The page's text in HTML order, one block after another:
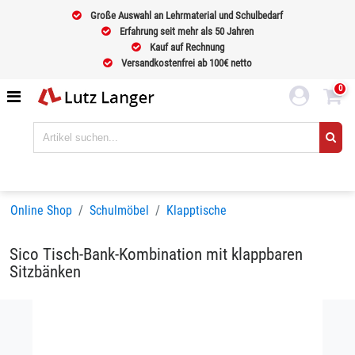
Große Auswahl an Lehrmaterial und Schulbedarf
Erfahrung seit mehr als 50 Jahren
Kauf auf Rechnung
Versandkostenfrei ab 100€ netto
0
Online Shop Schulmöbel Klapptische
Sico Tisch-Bank-Kombination mit klappbaren
Sitzbänken